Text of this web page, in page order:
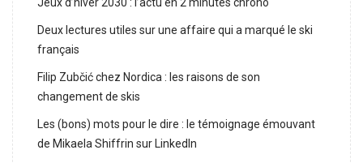
Jeux d’hiver 2030 : l’actu en 2 minutes chrono
Deux lectures utiles sur une affaire qui a marqué le ski
français
Filip Zubčić chez Nordica : les raisons de son
changement de skis
Les (bons) mots pour le dire : le témoignage émouvant
de Mikaela Shiffrin sur LinkedIn